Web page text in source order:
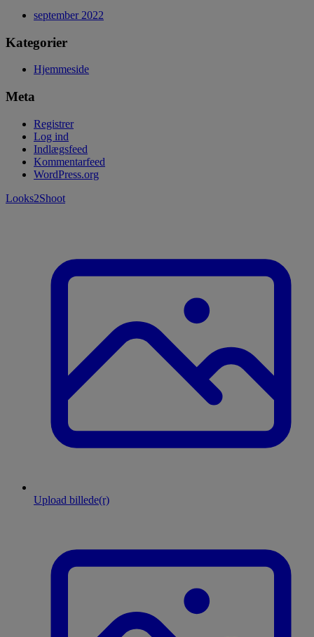
september 2022
Kategorier
Hjemmeside
Meta
Registrer
Log ind
Indlægsfeed
Kommentarfeed
WordPress.org
Looks2Shoot
Upload billede(r)